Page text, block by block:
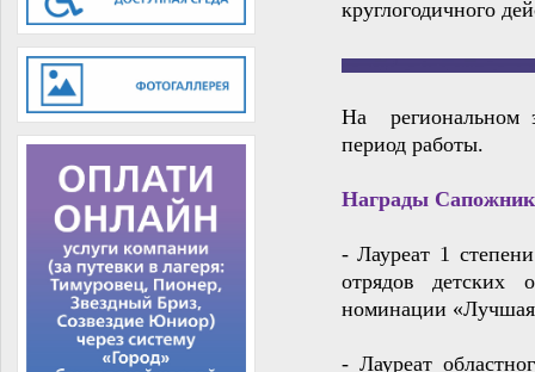
круглогодичного
На региональном
период работы.
Награды
- Лауреат 1
отрядов детских
номинации «Лучшая
- Лауреат о